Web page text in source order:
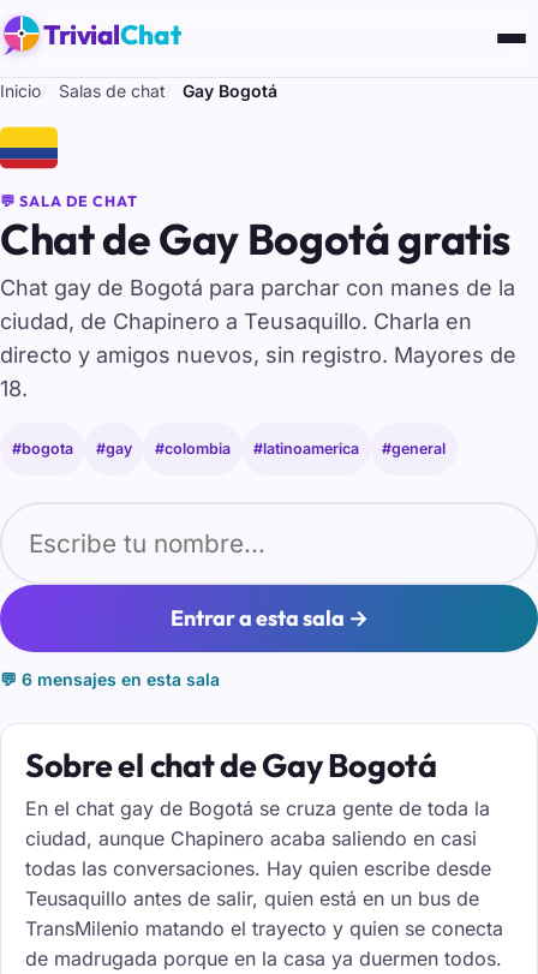
TrivialChat
Inicio Salas de chat Gay Bogotá
🇨🇴
💬 SALA DE CHAT
Chat de Gay Bogotá gratis
Chat gay de Bogotá para parchar con manes de la
ciudad, de Chapinero a Teusaquillo. Charla en
directo y amigos nuevos, sin registro. Mayores de
18.
#bogota #gay #colombia #latinoamerica #general
Entrar a esta sala →
💬 6 mensajes en esta sala
Sobre el chat de Gay Bogotá
En el chat gay de Bogotá se cruza gente de toda la
ciudad, aunque Chapinero acaba saliendo en casi
todas las conversaciones. Hay quien escribe desde
Teusaquillo antes de salir, quien está en un bus de
TransMilenio matando el trayecto y quien se conecta
de madrugada porque en la casa ya duermen todos.